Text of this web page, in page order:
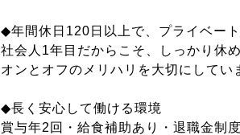
◆年間休日120日以上で、プライベート
社会人1年目だからこそ、しっかり休
オンとオフのメリハリを大切にしてい
◆長く安心して働ける環境
賞与年2回・給食補助あり・退職金制